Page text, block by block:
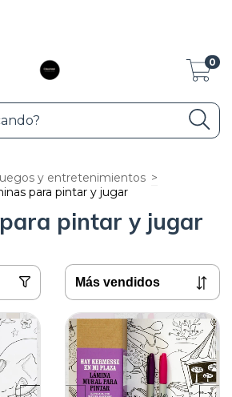
0
y entretenimientos >
para pintar y jugar
pintar y jugar